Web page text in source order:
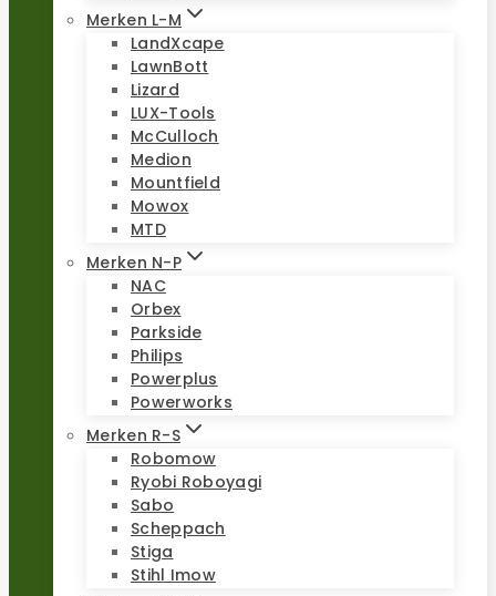
Merken L-M
LandXcape
LawnBott
Lizard
LUX-Tools
McCulloch
Medion
Mountfield
Mowox
MTD
Merken N-P
NAC
Orbex
Parkside
Philips
Powerplus
Powerworks
Merken R-S
Robomow
Ryobi Roboyagi
Sabo
Scheppach
Stiga
Stihl Imow